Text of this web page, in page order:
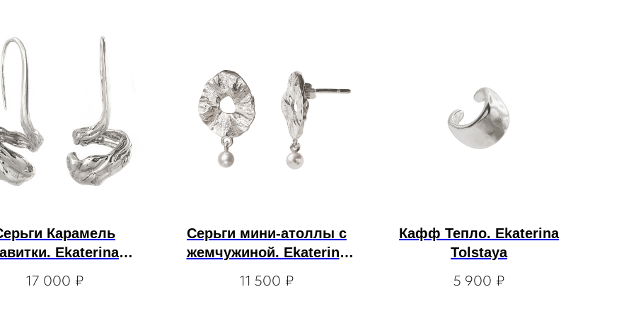
Карамель
Ekaterina
17 000 ₽
Серьги мини-атоллы с
жемчужиной. Ekaterina
11 500 ₽
Кафф Тепло. Ekaterina
Tolstaya
5 900 ₽